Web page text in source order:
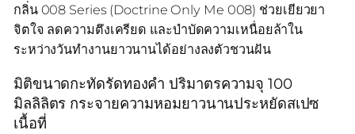
กลิ่น 008 Series (Doctrine Only Me 008) ช่วยเยียวยา
จิตใจ ลดความตึงเครียด และบำบัดความเหนื่อยล้าใน
ระหว่างวันทำงานยาวนานได้อย่างลงตัวชวนฝัน
มิติขนาดกะทัดรัดทองคำ ปริมาตรความจุ 100
มิลลิลิตร กระจายความหอมยาวนานประหยัดสเปซ
เนื้อที่